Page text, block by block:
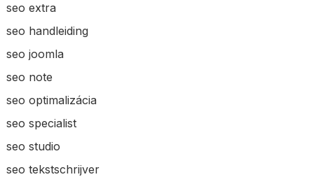
seo extra
seo handleiding
seo joomla
seo note
seo optimalizácia
seo specialist
seo studio
seo tekstschrijver